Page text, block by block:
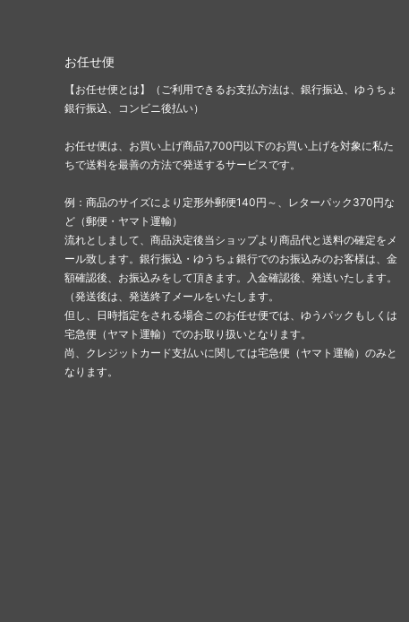
お任せ便
【お任せ便とは】（ご利用できるお支払方法は、銀行振込、ゆうちょ
銀行振込、コンビニ後払い）
お任せ便は、お買い上げ商品7,700円以下のお買い上げを対象に私た
ちで送料を最善の方法で発送するサービスです。
例：商品のサイズにより定形外郵便140円～、レターパック370円な
ど（郵便・ヤマト運輸）
流れとしまして、商品決定後当ショップより商品代と送料の確定をメ
ール致します。銀行振込・ゆうちょ銀行でのお振込みのお客様は、金
額確認後、お振込みをして頂きます。入金確認後、発送いたします。
（発送後は、発送終了メールをいたします。
但し、日時指定をされる場合このお任せ便では、ゆうパックもしくは
宅急便（ヤマト運輸）でのお取り扱いとなります。
尚、クレジットカード支払いに関しては宅急便（ヤマト運輸）のみと
なります。